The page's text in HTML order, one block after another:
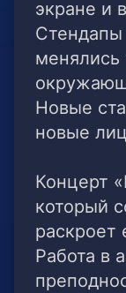
экране и
Стендапы
менялись
Новые
новые
Концерт
который
раскроет
Работа в